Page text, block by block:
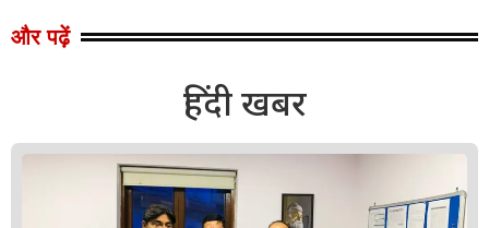
और पढ़ें
हिंदी खबर